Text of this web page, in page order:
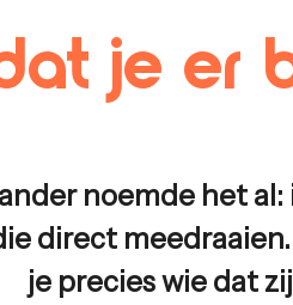
je er
noemde het
direct
je precies wie dat